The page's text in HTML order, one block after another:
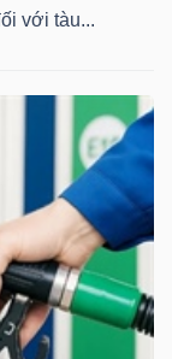
với tàu...